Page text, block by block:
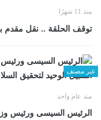
منذ 11 شهرًا
توقف الحلقة .. نقل مقدم برنامج 90 دقيقة إلى
غير مصنف
منذ عام واحد
الرئيس السيسى ورئيس